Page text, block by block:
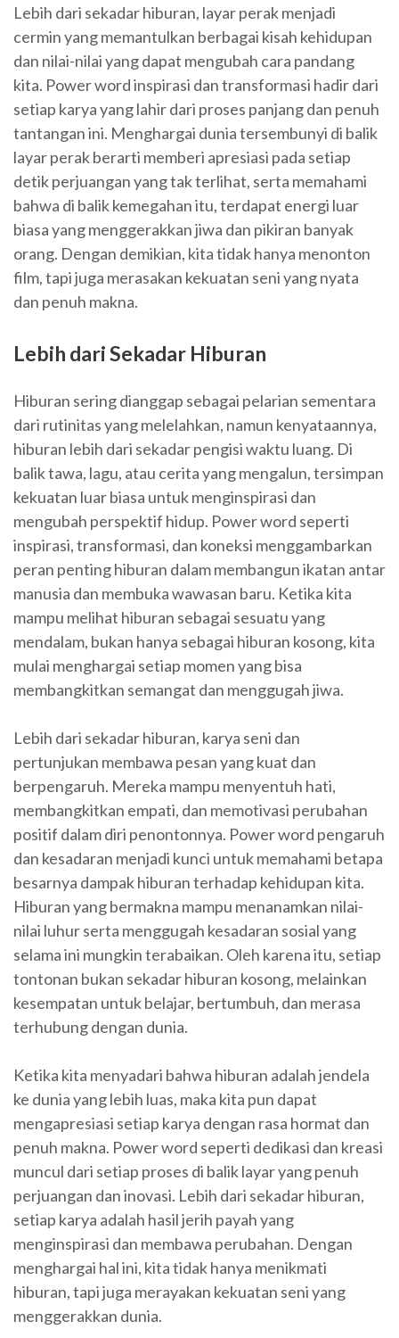
Lebih dari sekadar hiburan, layar perak menjadi
cermin yang memantulkan berbagai kisah kehidupan
dan nilai-nilai yang dapat mengubah cara pandang
kita. Power word inspirasi dan transformasi hadir dari
setiap karya yang lahir dari proses panjang dan penuh
tantangan ini. Menghargai dunia tersembunyi di balik
layar perak berarti memberi apresiasi pada setiap
detik perjuangan yang tak terlihat, serta memahami
bahwa di balik kemegahan itu, terdapat energi luar
biasa yang menggerakkan jiwa dan pikiran banyak
orang. Dengan demikian, kita tidak hanya menonton
film, tapi juga merasakan kekuatan seni yang nyata
dan penuh makna.
Lebih dari Sekadar Hiburan
Hiburan sering dianggap sebagai pelarian sementara
dari rutinitas yang melelahkan, namun kenyataannya,
hiburan lebih dari sekadar pengisi waktu luang. Di
balik tawa, lagu, atau cerita yang mengalun, tersimpan
kekuatan luar biasa untuk menginspirasi dan
mengubah perspektif hidup. Power word seperti
inspirasi, transformasi, dan koneksi menggambarkan
peran penting hiburan dalam membangun ikatan antar
manusia dan membuka wawasan baru. Ketika kita
mampu melihat hiburan sebagai sesuatu yang
mendalam, bukan hanya sebagai hiburan kosong, kita
mulai menghargai setiap momen yang bisa
membangkitkan semangat dan menggugah jiwa.
Lebih dari sekadar hiburan, karya seni dan
pertunjukan membawa pesan yang kuat dan
berpengaruh. Mereka mampu menyentuh hati,
membangkitkan empati, dan memotivasi perubahan
positif dalam diri penontonnya. Power word pengaruh
dan kesadaran menjadi kunci untuk memahami betapa
besarnya dampak hiburan terhadap kehidupan kita.
Hiburan yang bermakna mampu menanamkan nilai-
nilai luhur serta menggugah kesadaran sosial yang
selama ini mungkin terabaikan. Oleh karena itu, setiap
tontonan bukan sekadar hiburan kosong, melainkan
kesempatan untuk belajar, bertumbuh, dan merasa
terhubung dengan dunia.
Ketika kita menyadari bahwa hiburan adalah jendela
ke dunia yang lebih luas, maka kita pun dapat
mengapresiasi setiap karya dengan rasa hormat dan
penuh makna. Power word seperti dedikasi dan kreasi
muncul dari setiap proses di balik layar yang penuh
perjuangan dan inovasi. Lebih dari sekadar hiburan,
setiap karya adalah hasil jerih payah yang
menginspirasi dan membawa perubahan. Dengan
menghargai hal ini, kita tidak hanya menikmati
hiburan, tapi juga merayakan kekuatan seni yang
menggerakkan dunia.